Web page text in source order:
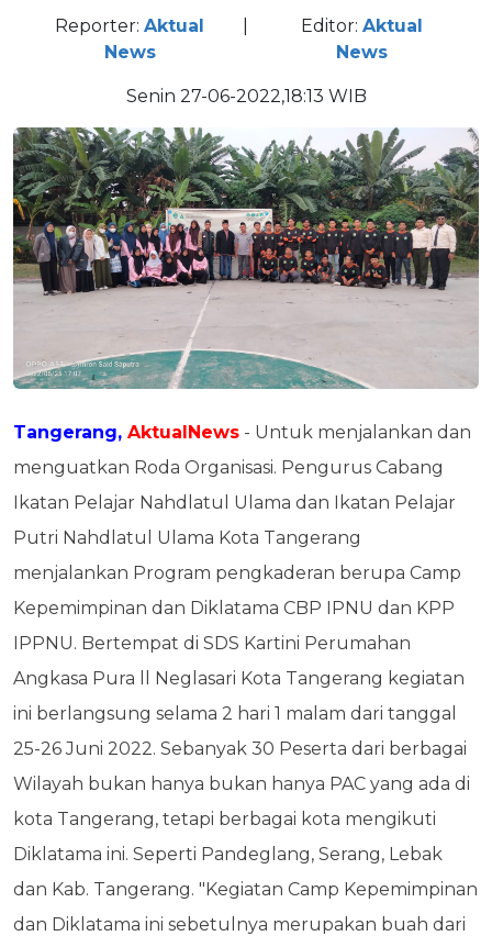
Reporter: Aktual
News
Editor:Aktual
News
Senin 27-06-2022,18:13 WIB
Tangerang, AktualNews - Untuk menjalankan dan
menguatkan Roda Organisasi. Pengurus Cabang
Ikatan Pelajar Nahdlatul Ulama dan Ikatan Pelajar
Putri Nahdlatul Ulama Kota Tangerang
menjalankan Program pengkaderan berupa Camp
Kepemimpinan dan Diklatama CBP IPNU dan KPP
IPPNU. Bertempat di SDS Kartini Perumahan
Angkasa Pura ll Neglasari Kota Tangerang kegiatan
ini berlangsung selama 2 hari 1 malam dari tanggal
25-26 Juni 2022. Sebanyak 30 Peserta dari berbagai
Wilayah bukan hanya bukan hanya PAC yang ada di
kota Tangerang, tetapi berbagai kota mengikuti
Diklatama ini. Seperti Pandeglang, Serang, Lebak
dan Kab. Tangerang. "Kegiatan Camp Kepemimpinan
dan Diklatama ini sebetulnya merupakan buah dari